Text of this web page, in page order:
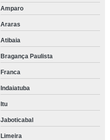
Amparo
Araras
Atibaia
Bragança Paulista
Franca
Indaiatuba
Itu
Jaboticabal
Limeira